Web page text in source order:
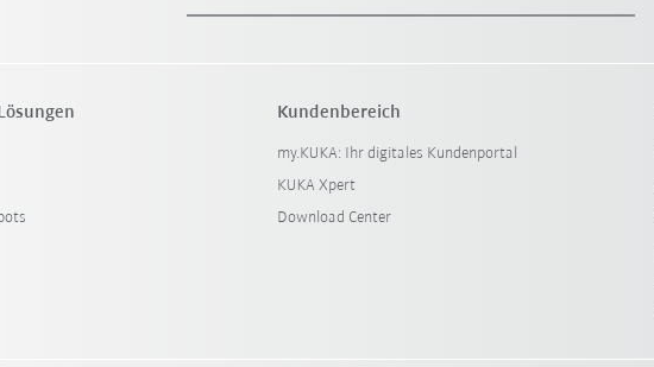
Kundenbereich
my.KUKA: Ihr digitales Kundenportal
KUKA Xpert
Download Center